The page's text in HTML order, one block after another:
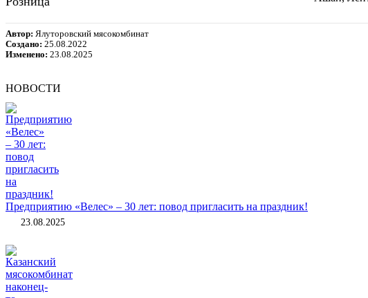
Автор: Ялуторовский мясокомбинат
Создано: 25.08.2022
Изменено: 23.08.2025
НОВОСТИ
Предприятию «Велес» – 30 лет: повод пригласить на праздник!
23.08.2025